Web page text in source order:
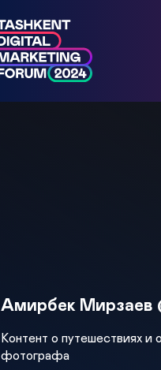
Амирбек Мирзаев
Контент о путешествиях и
фотографа